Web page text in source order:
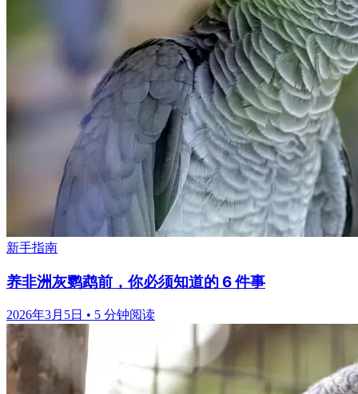
新手指南
养非洲灰鹦鹉前，你必须知道的 6 件事
2026年3月5日 • 5 分钟阅读